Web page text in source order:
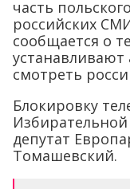
часть
российских
сообщается о
смотреть
Блокировку
депутат
Томашевский.